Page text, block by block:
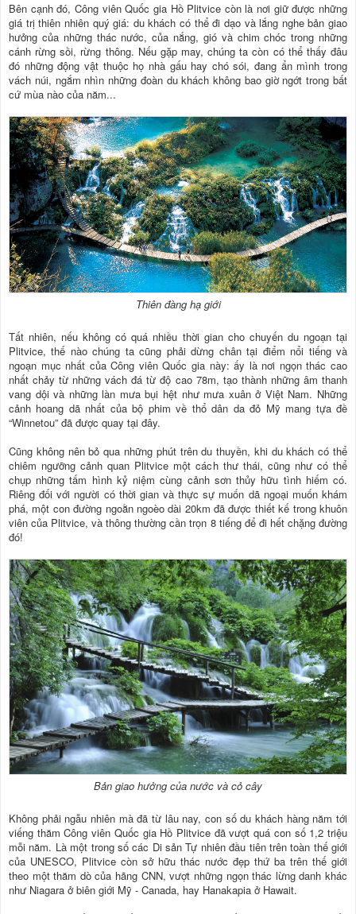
Bên cạnh đó, Công viên Quốc gia Hồ Plitvice còn là nơi giữ được những
giá trị thiên nhiên quý giá: du khách có thể đi dạo và lắng nghe bản giao
hưởng của những thác nước, của nắng, gió và chim chóc trong những
cánh rừng sồi, rừng thông. Nếu gặp may, chúng ta còn có thể thấy đâu
đó những động vật thuộc họ nhà gấu hay chó sói, đang ẩn mình trong
vách núi, ngắm nhìn những đoàn du khách không bao giờ ngớt trong bất
cứ mùa nào của năm...
Thiên đàng hạ giới
Tất nhiên, nếu không có quá nhiều thời gian cho chuyến du ngoạn tại
Plitvice, thế nào chúng ta cũng phải dừng chân tại điểm nổi tiếng và
ngoạn mục nhất của Công viên Quốc gia này: ấy là nơi ngọn thác cao
nhất chảy từ những vách đá từ độ cao 78m, tạo thành những âm thanh
vang dội và những làn mưa bụi hệt như mưa xuân ở Việt Nam. Những
cảnh hoang dã nhất của bộ phim về thổ dân da đỏ Mỹ mang tựa đề
“Winnetou” đã được quay tại đây.
Cũng không nên bỏ qua những phút trên du thuyền, khi du khách có thể
chiêm ngưỡng cảnh quan Plitvice một cách thư thái, cũng như có thể
chụp những tấm hình kỷ niệm cùng cảnh sơn thủy hữu tình hiếm có.
Riêng đối với người có thời gian và thực sự muốn dã ngoại muốn khám
phá, một con đường ngoằn ngoèo dài 20km đã được thiết kế trong khuôn
viên của Plitvice, và thông thường cần trọn 8 tiếng để đi hết chặng đường
đó!
Bản giao hưởng của nước và cỏ cây
Không phải ngẫu nhiên mà đã từ lâu nay, con số du khách hàng năm tới
viếng thăm Công viên Quốc gia Hồ Plitvice đã vượt quá con số 1,2 triệu
mỗi năm. Là một trong số các Di sản Tự nhiên đầu tiên trên toàn thế giới
của UNESCO, Plitvice còn sở hữu thác nước đẹp thứ ba trên thế giới
theo một thăm dò của hãng CNN, vượt những ngọn thác lừng danh khác
như Niagara ở biên giới Mỹ - Canada, hay Hanakapia ở Hawait.